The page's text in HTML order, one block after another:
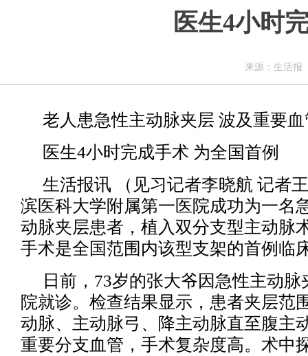
医生4小时
来源：生活
老人患急性主动脉夹层 波及重要
医生4小时完成手术 为全国首例
生活报讯 （见习记者李晓航 记者
滨医科大学附属第一医院成功为一名
动脉夹层患者，植入双分支型主动脉
手术是全国范围内该型支架的首例临
日前，73岁的张大爷因急性主动
院就诊。检查结果显示，患者夹层范
动脉、主动脉弓、降主动脉直至腹主
重要分支血管，手术复杂度高。术中